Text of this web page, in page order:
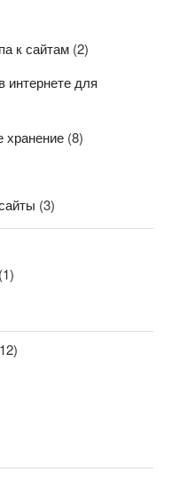
к сайтам (2)
интернете для
(8)
(3)
(1)